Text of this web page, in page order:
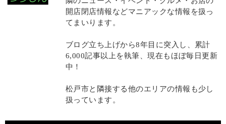
開店閉店情報などマニアックな情報を扱っ
てまいります。
ブログ立ち上げから8年目に突入し、累計
6,000記事以上を執筆、現在もほぼ毎日更新
中！
松戸市と隣接する他のエリアの情報も少し
扱っています。